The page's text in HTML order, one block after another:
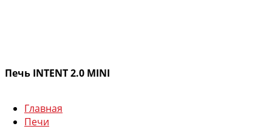
Печь INTENT 2.0 MINI
Главная
Печи